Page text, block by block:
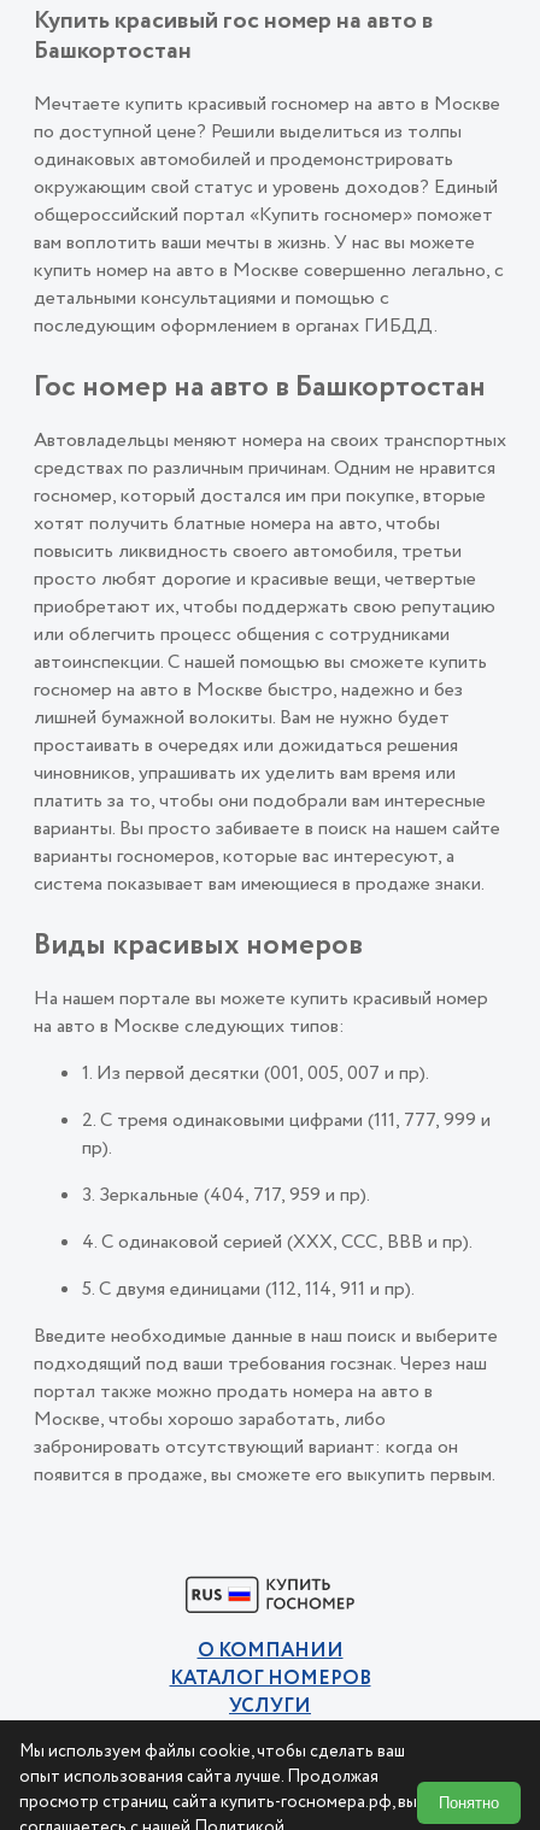
Купить красивый гос номер на авто в
Башкортостан
Мечтаете купить красивый госномер на авто в Москве
по доступной цене? Решили выделиться из толпы
одинаковых автомобилей и продемонстрировать
окружающим свой статус и уровень доходов? Единый
общероссийский портал «Купить госномер» поможет
вам воплотить ваши мечты в жизнь. У нас вы можете
купить номер на авто в Москве совершенно легально, с
детальными консультациями и помощью с
последующим оформлением в органах ГИБДД.
Гос номер на авто в Башкортостан
Автовладельцы меняют номера на своих транспортных
средствах по различным причинам. Одним не нравится
госномер, который достался им при покупке, вторые
хотят получить блатные номера на авто, чтобы
повысить ликвидность своего автомобиля, третьи
просто любят дорогие и красивые вещи, четвертые
приобретают их, чтобы поддержать свою репутацию
или облегчить процесс общения с сотрудниками
автоинспекции. С нашей помощью вы сможете купить
госномер на авто в Москве быстро, надежно и без
лишней бумажной волокиты. Вам не нужно будет
простаивать в очередях или дожидаться решения
чиновников, упрашивать их уделить вам время или
платить за то, чтобы они подобрали вам интересные
варианты. Вы просто забиваете в поиск на нашем сайте
варианты госномеров, которые вас интересуют, а
система показывает вам имеющиеся в продаже знаки.
Виды красивых номеров
На нашем портале вы можете купить красивый номер
на авто в Москве следующих типов:
1. Из первой десятки (001, 005, 007 и пр).
2. С тремя одинаковыми цифрами (111, 777, 999 и
пр).
3. Зеркальные (404, 717, 959 и пр).
4. С одинаковой серией (ХХХ, ССС, ВВВ и пр).
5. С двумя единицами (112, 114, 911 и пр).
Введите необходимые данные в наш поиск и выберите
подходящий под ваши требования госзнак. Через наш
портал также можно продать номера на авто в
Москве, чтобы хорошо заработать, либо
забронировать отсутствующий вариант: когда он
появится в продаже, вы сможете его выкупить первым.
Мы используем файлы cookie, чтобы сделать ваш
опыт использования сайта лучше. Продолжая
просмотр страниц сайта купить-госномера.рф, вы
Понятно
О КОМПАНИИ
КАТАЛОГ НОМЕРОВ
УСЛУГИ
Политика конфиденциальности
Пользовательское соглашение